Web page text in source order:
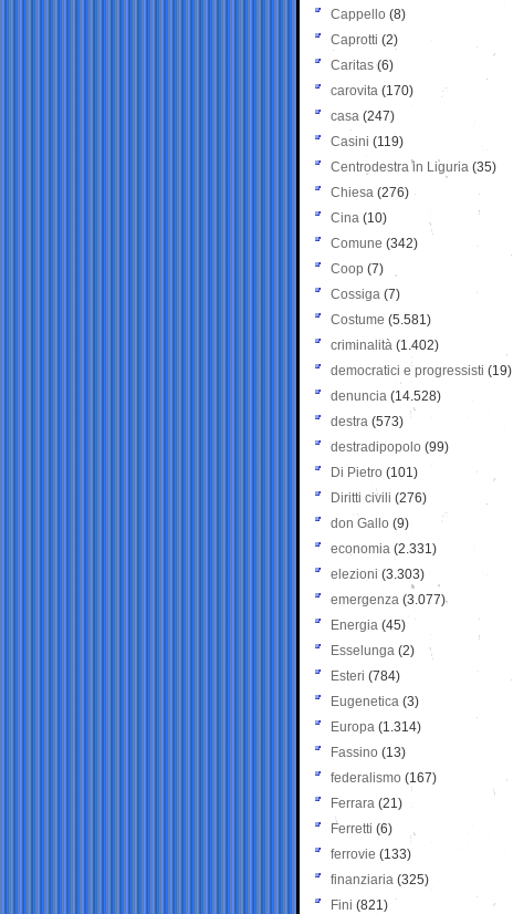
Cappello (8)
Caprotti (2)
Caritas (6)
carovita (170)
casa (247)
Casini (119)
Centrodestra in Liguria (35)
Chiesa (276)
Cina (10)
Comune (342)
Coop (7)
Cossiga (7)
Costume (5.581)
criminalità (1.402)
democratici e progressisti (19)
denuncia (14.528)
destra (573)
destradipopolo (99)
Di Pietro (101)
Diritti civili (276)
don Gallo (9)
economia (2.331)
elezioni (3.303)
emergenza (3.077)
Energia (45)
Esselunga (2)
Esteri (784)
Eugenetica (3)
Europa (1.314)
Fassino (13)
federalismo (167)
Ferrara (21)
Ferretti (6)
ferrovie (133)
finanziaria (325)
Fini (821)